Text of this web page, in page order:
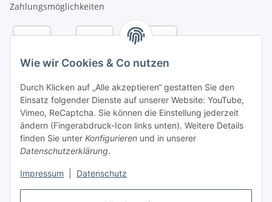
Wie wir Cookies & Co nutzen
Durch Klicken auf „Alle akzeptieren“ gestatten Sie den
Einsatz folgender Dienste auf unserer Website: YouTube,
Vimeo, ReCaptcha. Sie können die Einstellung jederzeit
ändern (Fingerabdruck-Icon links unten). Weitere Details
finden Sie unter Konfigurieren und in unserer
Datenschutzerklärung.
Impressum Datenschutz
Zahlungsmöglichkeiten